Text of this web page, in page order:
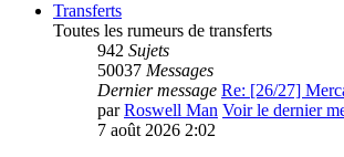
Transferts
Toutes les rumeurs de transferts
942 Sujets
50037 Messages
Dernier message Re: [26/27]
parRoswell Man Voir le dernier
7 août 2026 2:02